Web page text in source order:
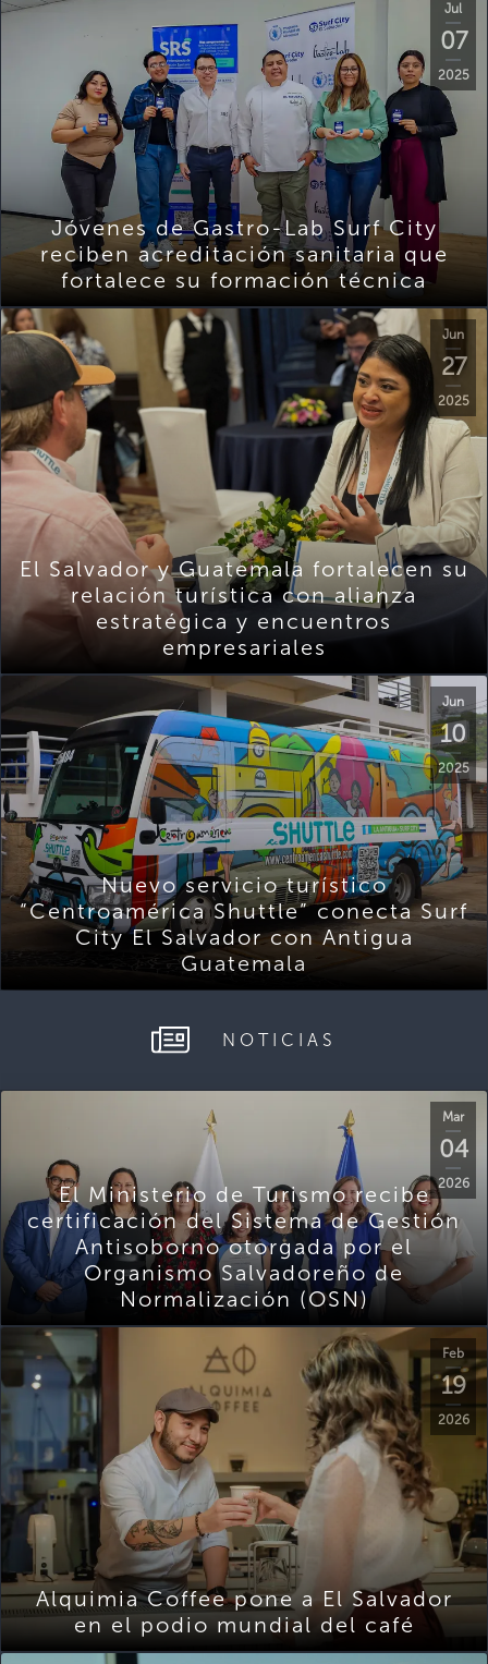
Jul
07
2025
Jóvenes de Gastro-Lab Surf City
reciben acreditación sanitaria que
fortalece su formación técnica
Jun
27
2025
El Salvador y Guatemala fortalecen su
relación turística con alianza
estratégica y encuentros
empresariales
Jun
10
2025
Nuevo servicio turístico
“Centroamérica Shuttle” conecta Surf
City El Salvador con Antigua
Guatemala
NOTICIAS
Mar
04
2026
El Ministerio de Turismo recibe
certificación del Sistema de Gestión
Antisoborno otorgada por el
Organismo Salvadoreño de
Normalización (OSN)
Feb
19
2026
Alquimia Coffee pone a El Salvador
en el podio mundial del café